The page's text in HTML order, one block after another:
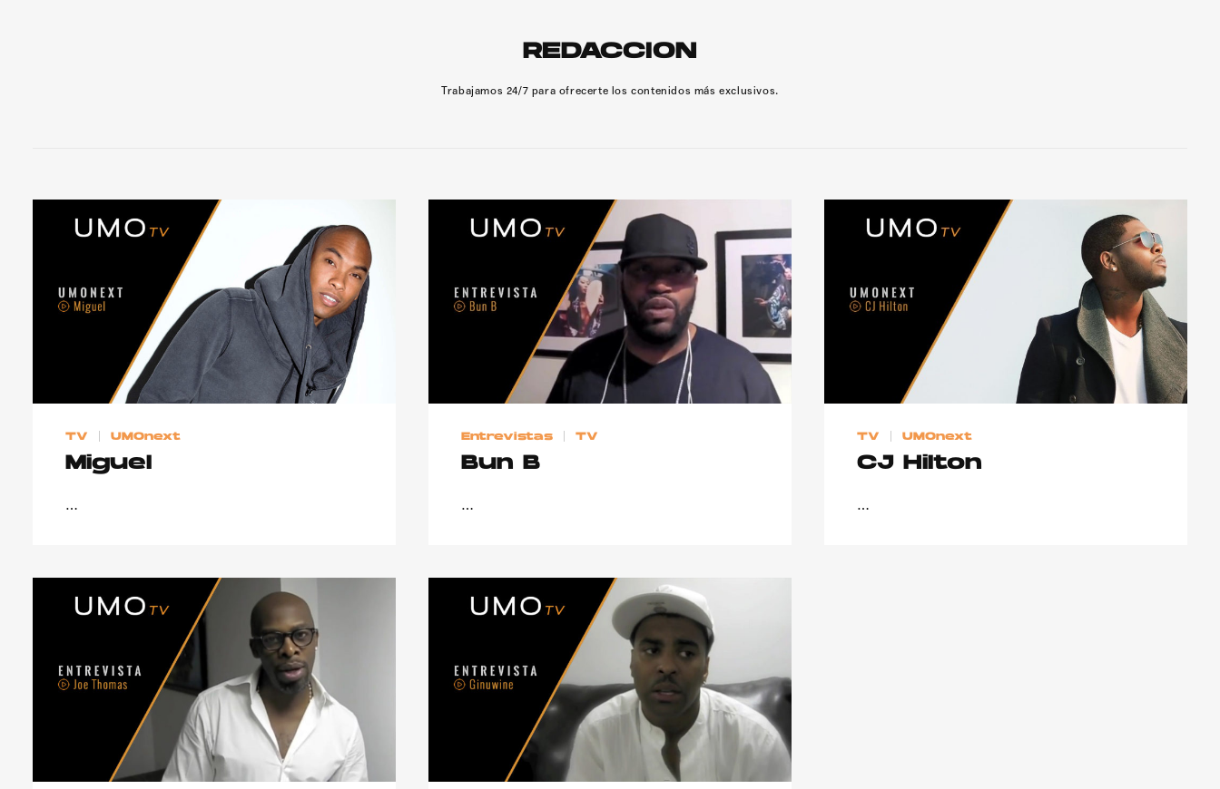
REDACCION
Trabajamos 24/7 para ofrecerte los contenidos más exclusivos.
TV UMOnext
Miguel
…
Entrevistas TV
Bun B
…
TV UMOnext
CJ Hilton
…